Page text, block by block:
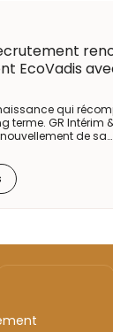
EcoVadis
qui
terme. GR Intérim
de sa…